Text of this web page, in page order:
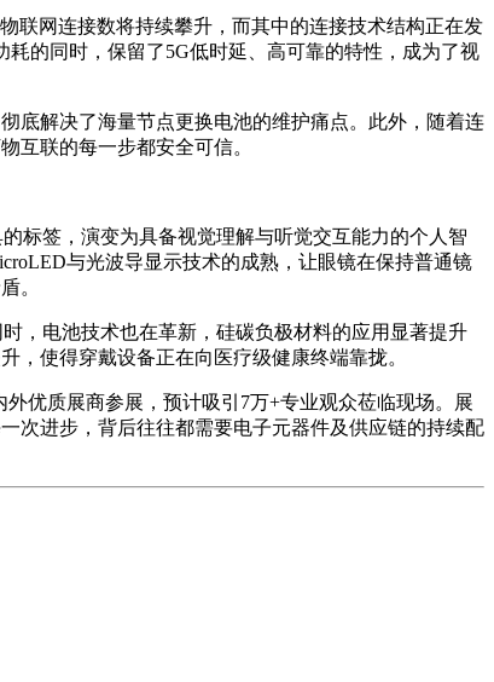
联网连接数将持续攀升，而其中的连接技术结构正在发
的同时，保留了5G低时延、高可靠的特性，成为了视
底解决了海量节点更换电池的维护痛点。此外，随着连
互联的每一步都安全可信。
标签，演变为具备视觉理解与听觉交互能力的个人智
与光波导显示技术的成熟，让眼镜在保持普通镜
。
，电池技术也在革新，硅碳负极材料的应用显著提升
，使得穿戴设备正在向医疗级健康终端靠拢。
优质展商参展，预计吸引7万+专业观众莅临现场。展
次进步，背后往往都需要电子元器件及供应链的持续配